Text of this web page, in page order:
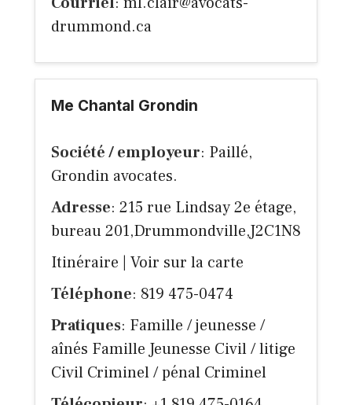
drummond.ca
Me Chantal Grondin
Société / employeur: Paillé,
Grondin avocates.
Adresse: 215 rue Lindsay 2e étage,
bureau 201,Drummondville,J2C1N8
Itinéraire
Voir sur la carte
Téléphone: 819 475-0474
Pratiques: Famille / jeunesse /
aînés Famille Jeunesse Civil / litige
Civil Criminel / pénal Criminel